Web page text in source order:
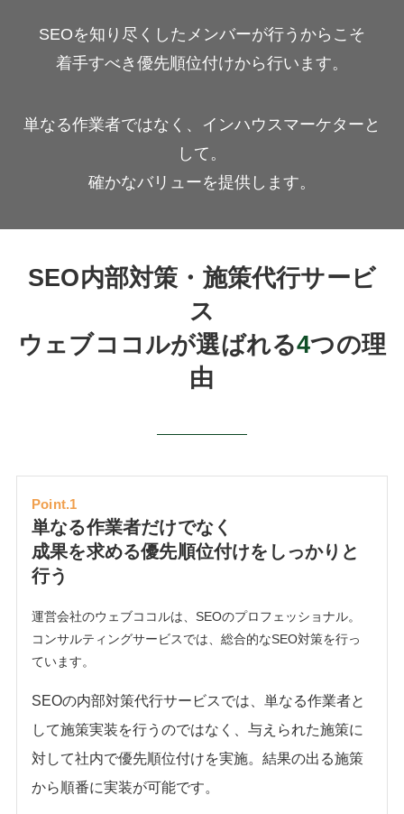
SEOを知り尽くしたメンバーが行うからこそ
着手すべき優先順位付けから行います。
単なる作業者ではなく、インハウスマーケターと
して。
確かなバリューを提供します。
SEO内部対策・施策代行サービ
ス
ウェブココルが選ばれる4つの理
由
Point.1
単なる作業者だけでなく
成果を求める優先順位付けをしっかりと
行う
運営会社のウェブココルは、SEOのプロフェッショナル。
コンサルティングサービスでは、総合的なSEO対策を行っ
ています。
SEOの内部対策代行サービスでは、単なる作業者と
して施策実装を行うのではなく、与えられた施策に
対して社内で優先順位付けを実施。結果の出る施策
から順番に実装が可能です。